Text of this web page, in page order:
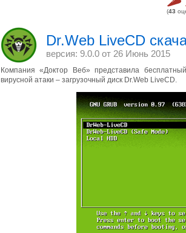
(43
Dr.Web LiveCD
версия: 9.0.0 от 26 Июнь 2015
Компания «Доктор Веб» представила
вирусной атаки – загрузочный диск Dr.Web LiveCD.